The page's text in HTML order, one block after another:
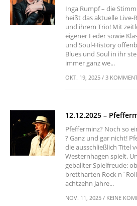
Inga Rumpf – die
heißt das aktuelle
und ihrem Trio! Mit
eigener Feder sowie
und Soul-History
Blues und Soul in ihr
immer ganz we...
OKT. 19, 2025 / 3
12.12.2025 –
Pfefferminz? Noch so
? Ganz und gar nicht!
die ausschließlich Titel
Westernhagen spielt.
geballter Spielfreude:
brettharten Rock
achtzehn Jahre...
NOV. 11, 2025 / KEINE